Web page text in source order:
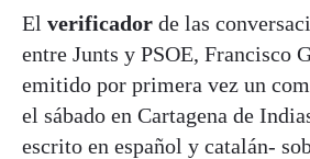
El verificador de las
entre Junts y PSOE, Francisco
emitido por primera vez un
el sábado en Cartagena de
escrito en español y catalán-